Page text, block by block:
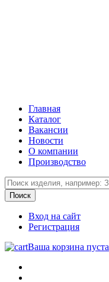
Главная
Каталог
Вакансии
Новости
О компании
Производство
Вход на сайт
Регистрация
Ваша корзина пуста